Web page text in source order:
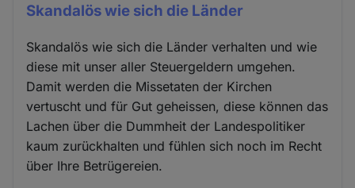
Skandalös wie sich die Länder
Skandalös wie sich die Länder verhalten und wie
diese mit unser aller Steuergeldern umgehen.
Damit werden die Missetaten der Kirchen
vertuscht und für Gut geheissen, diese können das
Lachen über die Dummheit der Landespolitiker
kaum zurückhalten und fühlen sich noch im Recht
über Ihre Betrügereien.